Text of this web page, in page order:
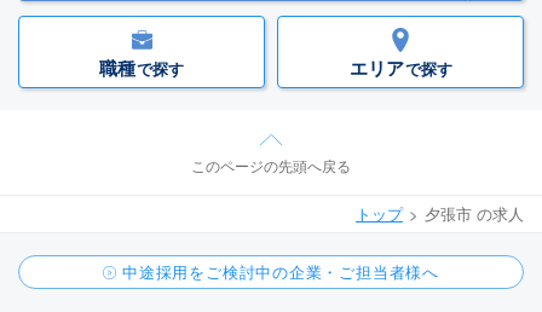
職種で探す エリアで探す
このページの先頭へ戻る
トップ 夕張市 の求人
中途採用をご検討中の企業・ご担当者様へ